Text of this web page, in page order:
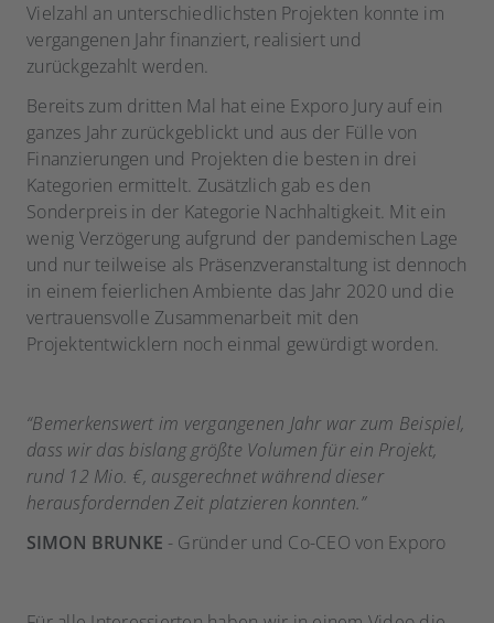
Vielzahl an unterschiedlichsten Projekten konnte im
vergangenen Jahr finanziert, realisiert und
zurückgezahlt werden.
Bereits zum dritten Mal hat eine Exporo Jury auf ein
ganzes Jahr zurückgeblickt und aus der Fülle von
Finanzierungen und Projekten die besten in drei
Kategorien ermittelt. Zusätzlich gab es den
Sonderpreis in der Kategorie Nachhaltigkeit. Mit ein
wenig Verzögerung aufgrund der pandemischen Lage
und nur teilweise als Präsenzveranstaltung ist dennoch
in einem feierlichen Ambiente das Jahr 2020 und die
vertrauensvolle Zusammenarbeit mit den
Projektentwicklern noch einmal gewürdigt worden.
“Bemerkenswert im vergangenen Jahr war zum Beispiel,
dass wir das bislang größte Volumen für ein Projekt,
rund 12 Mio. €, ausgerechnet während dieser
herausfordernden Zeit platzieren konnten.”
SIMON BRUNKE - Gründer und Co-CEO von Exporo